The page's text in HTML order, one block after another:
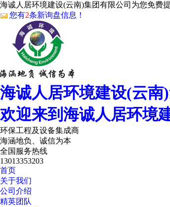
海诚人居环境建设(云南)集团有限公司为您免费
您有2条新询盘信息！
海诚人居环境建设(云南
欢迎来到海诚人居环境
环保工程及设备集成商
海涵地负、诚信为本
全国服务热线
13013353203
首页
关于我们
公司介绍
精英团队